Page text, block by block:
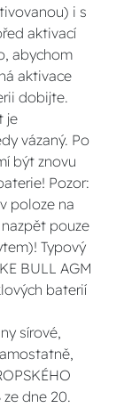
i s
aktivací
abychom
aktivace
dobijte.
je
vázaný. Po
být znovu
Pozor:
poloze na
pouze
Typový
BULL AGM
baterií
sírové,
ze dne 20.